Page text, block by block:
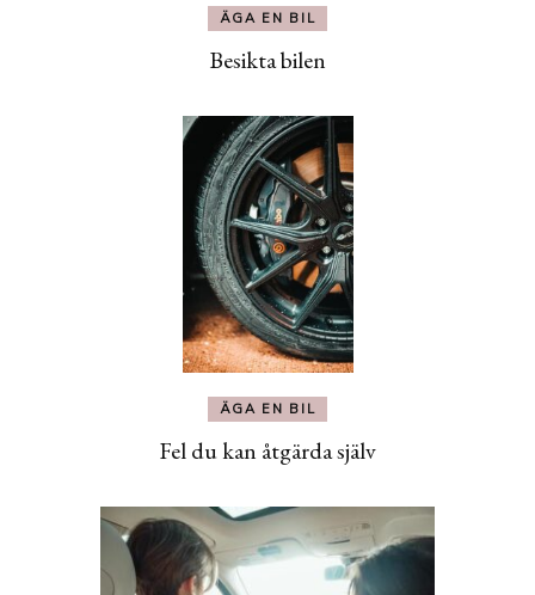
ÄGA EN BIL
Besikta bilen
ÄGA EN BIL
Fel du kan åtgärda själv